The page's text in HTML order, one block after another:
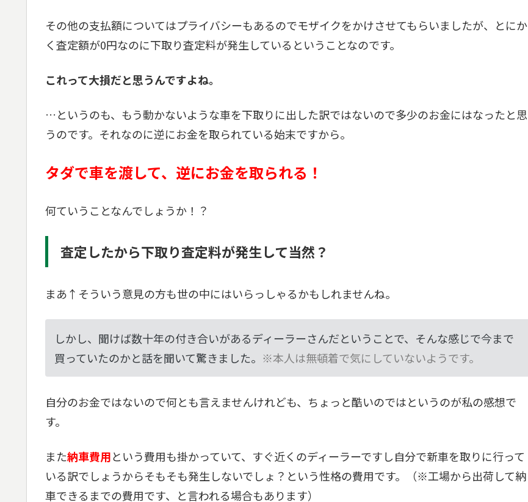
その他の支払額についてはプライバシーもあるのでモザイクをかけさせてもらいましたが、とにか
く査定額が0円なのに下取り査定料が発生しているということなのです。
これって大損だと思うんですよね。
…というのも、もう動かないような車を下取りに出した訳ではないので多少のお金にはなったと思
うのです。それなのに逆にお金を取られている始末ですから。
タダで車を渡して、逆にお金を取られる！
何ていうことなんでしょうか！？
査定したから下取り査定料が発生して当然？
まあ↑そういう意見の方も世の中にはいらっしゃるかもしれませんね。
しかし、聞けば数十年の付き合いがあるディーラーさんだということで、そんな感じで今まで
買っていたのかと話を聞いて驚きました。 ※本人は無頓着で気にしていないようです。
自分のお金ではないので何とも言えませんけれども、ちょっと酷いのではというのが私の感想で
す。
また納車費用という費用も掛かっていて、すぐ近くのディーラーですし自分で新車を取りに行って
いる訳でしょうからそもそも発生しないでしょ？という性格の費用です。（※工場から出荷して納
車できるまでの費用です、と言われる場合もあります）